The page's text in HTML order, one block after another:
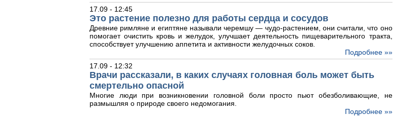
17.09 - 12:45
Это растение полезно для работы сердца и сосудов
Древние римляне и египтяне называли черемшу — чудо-растением, они считали, что оно
помогает очистить кровь и желудок, улучшает деятельность пищеварительного тракта,
способствует улучшению аппетита и активности желудочных соков.
Подробнее »»
17.09 - 12:32
Врачи рассказали, в каких случаях головная боль может быть
смертельно опасной
Многие люди при возникновении головной боли просто пьют обезболивающие, не
размышляя о природе своего недомогания.
Подробнее »»